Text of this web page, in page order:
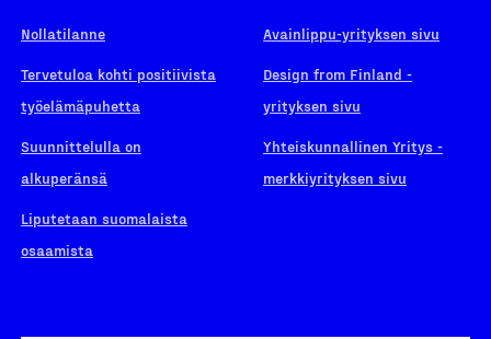
Nollatilanne
Tervetuloa kohti positiivista
työelämäpuhetta
Suunnittelulla on
alkuperänsä
Liputetaan suomalaista
osaamista
Avainlippu-yrityksen sivu
Design from Finland -
yrityksen sivu
Yhteiskunnallinen Yritys -
merkkiyrityksen sivu